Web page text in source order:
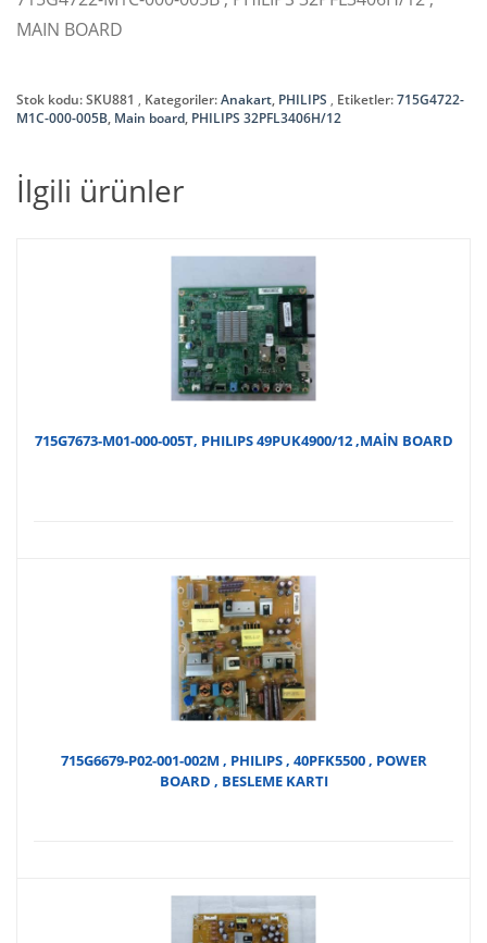
MAIN BOARD
Stok kodu:SKU881 Kategoriler:Anakart, PHILIPS Etiketler:715G4722-
M1C-000-005B, Main board, PHILIPS 32PFL3406H/12
İlgili ürünler
715G7673-M01-000-005T, PHILIPS 49PUK4900/12 ,MAİN BOARD
715G6679-P02-001-002M , PHILIPS , 40PFK5500 , POWER
BOARD , BESLEME KARTI